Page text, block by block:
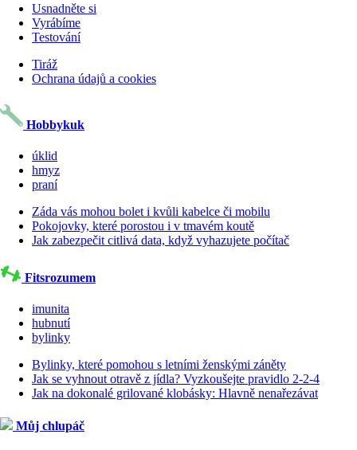
Usnadněte si
Vyrábíme
Testování
Tiráž
Ochrana údajů a cookies
Hobbykuk
úklid
hmyz
praní
Záda vás mohou bolet i kvůli kabelce či mobilu
Pokojovky, které porostou i v tmavém koutě
Jak zabezpečit citlivá data, když vyhazujete počítač
Fitsrozumem
imunita
hubnutí
bylinky
Bylinky, které pomohou s letními ženskými záněty
Jak se vyhnout otravě z jídla? Vyzkoušejte pravidlo 2-2-4
Jak na dokonalé grilované klobásky: Hlavně nenařezávat
Můj chlupáč